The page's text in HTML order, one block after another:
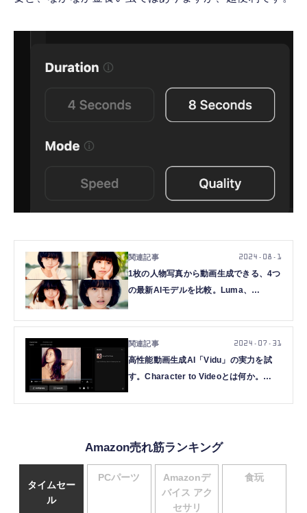
1枚の人物写真から動画生成できる、4つ
の最新AIモデルを比較。Luma、
い？（CloseBox）
2024.08.1
高性能動画生成AI「Vidu」の実力を試
す。Character to Videoとは何か。
2024.07.31
Amazon売れ筋ランキング
タイムセー
ル
PCパーツ
Amazonデ
バイス アク
セサリ
食玩